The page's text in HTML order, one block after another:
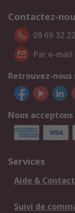
Contactez-
09 69 32
Par e-mail
Retrouvez-nous
Nous acceptons
Services
Aide & Contact
Suivi de